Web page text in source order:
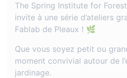
The Spring Institute for
invite à une série d’ateliers
Fablab de Pleaux ! 🌿
Que vous soyez petit ou
moment convivial autour de
jardinage.